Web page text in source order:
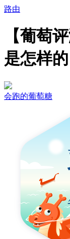
路由
【葡萄
是怎样
会跑的葡萄糖